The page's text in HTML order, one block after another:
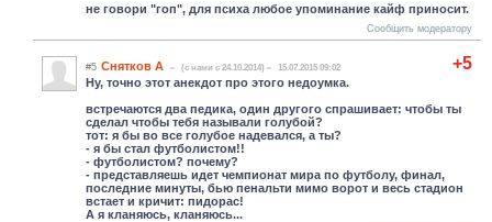
не говори "гоп", для психа любое упоминание кайф приносит.
Сообщить модератору
+5
#5 Снятков А (c нами с 24.10.2014) 15.07.2015 09:02
Ну, точно этот анекдот про этого недоумка.
встречаются два педика, один другого спрашивает: чтобы ты
сделал чтобы тебя называли голубой?
тот: я бы во все голубое надевался, а ты?
- я бы стал футболистом!!
- футболистом? почему?
- представляешь идет чемпионат мира по футболу, финал,
последние минуты, бью пенальти мимо ворот и весь стадион
встает и кричит: пидорас!
А я кланяюсь, кланяюсь...